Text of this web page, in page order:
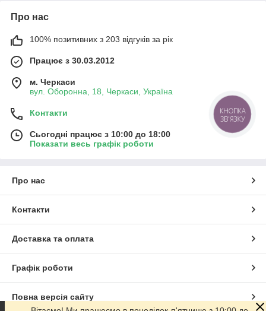
Про нас
100% позитивних з 203 відгуків за рік
Працює з 30.03.2012
м. Черкаси
вул. Оборонна, 18, Черкаси, Україна
Контакти
Сьогодні працює з 10:00 до 18:00
Показати весь графік роботи
Про нас
Контакти
Доставка та оплата
Графік роботи
Повна версія сайту
КНОПКА
ЗВ'ЯЗКУ